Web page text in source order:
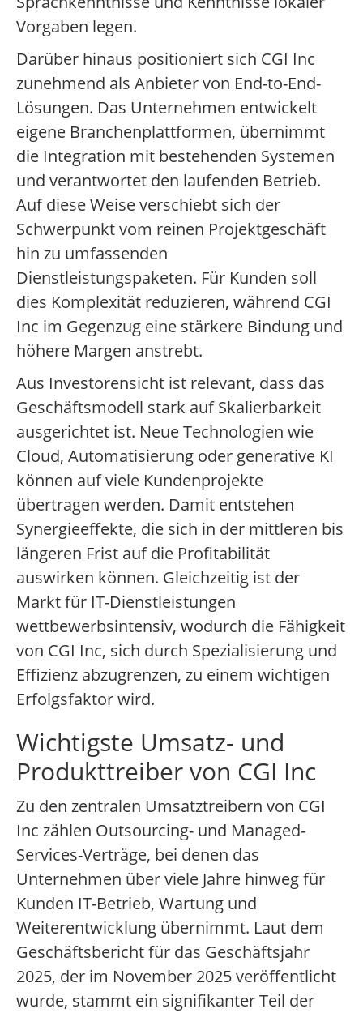
Vorgaben legen.
Darüber hinaus positioniert sich CGI Inc
zunehmend als Anbieter von End-to-End-
Lösungen. Das Unternehmen entwickelt
eigene Branchenplattformen, übernimmt
die Integration mit bestehenden Systemen
und verantwortet den laufenden Betrieb.
Auf diese Weise verschiebt sich der
Schwerpunkt vom reinen Projektgeschäft
hin zu umfassenden
Dienstleistungspaketen. Für Kunden soll
dies Komplexität reduzieren, während CGI
Inc im Gegenzug eine stärkere Bindung und
höhere Margen anstrebt.
Aus Investorensicht ist relevant, dass das
Geschäftsmodell stark auf Skalierbarkeit
ausgerichtet ist. Neue Technologien wie
Cloud, Automatisierung oder generative KI
können auf viele Kundenprojekte
übertragen werden. Damit entstehen
Synergieeffekte, die sich in der mittleren bis
längeren Frist auf die Profitabilität
auswirken können. Gleichzeitig ist der
Markt für IT-Dienstleistungen
wettbewerbsintensiv, wodurch die Fähigkeit
von CGI Inc, sich durch Spezialisierung und
Effizienz abzugrenzen, zu einem wichtigen
Erfolgsfaktor wird.
Wichtigste Umsatz- und
Produkttreiber von CGI Inc
Zu den zentralen Umsatztreibern von CGI
Inc zählen Outsourcing- und Managed-
Services-Verträge, bei denen das
Unternehmen über viele Jahre hinweg für
Kunden IT-Betrieb, Wartung und
Weiterentwicklung übernimmt. Laut dem
Geschäftsbericht für das Geschäftsjahr
2025, der im November 2025 veröffentlicht
wurde, stammt ein signifikanter Teil der